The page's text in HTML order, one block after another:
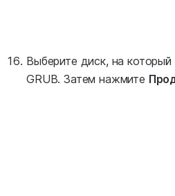
Выберите диск, на
GRUB. Затем нажмите